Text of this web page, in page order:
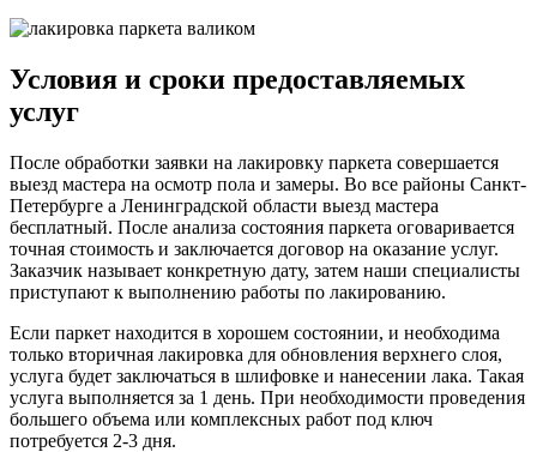
Условия и сроки предоставляемых
услуг
После обработки заявки на лакировку паркета совершается
выезд мастера на осмотр пола и замеры. Во все районы Санкт-
Петербурге а Ленинградской области выезд мастера
бесплатный. После анализа состояния паркета оговаривается
точная стоимость и заключается договор на оказание услуг.
Заказчик называет конкретную дату, затем наши специалисты
приступают к выполнению работы по лакированию.
Если паркет находится в хорошем состоянии, и необходима
только вторичная лакировка для обновления верхнего слоя,
услуга будет заключаться в шлифовке и нанесении лака. Такая
услуга выполняется за 1 день. При необходимости проведения
большего объема или комплексных работ под ключ
потребуется 2-3 дня.